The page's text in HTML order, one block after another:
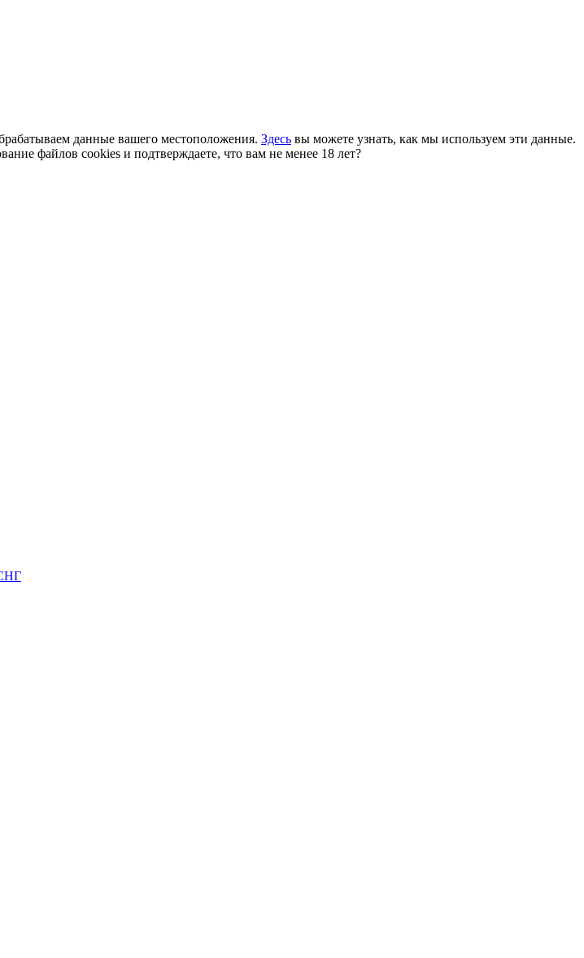
данные вашего местоположения. Здесь вы можете узнать, как мы используем эти данные.
файлов cookies и подтверждаете, что вам не менее 18 лет?